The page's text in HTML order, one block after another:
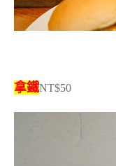
拿鐵NT$50